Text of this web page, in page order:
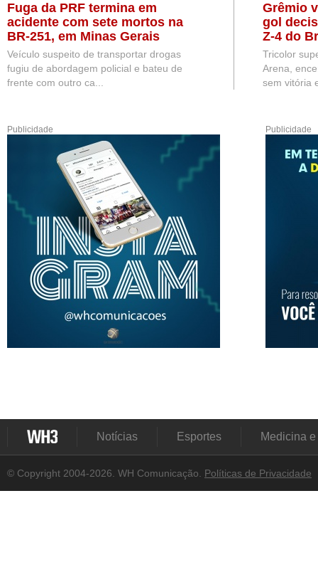
Fuga da PRF termina em
acidente com sete mortos na
BR-251, em Minas Gerais
Veículo suspeito de transportar drogas
fugiu de abordagem policial e bateu de
frente com outro ca...
Grêmio
gol
Z-4 do
Tricolor
Arena,
sem vitória
Publicidade Publicidade
Notícias Esportes Medicina
© Copyright 2004-2026. WH Comunicação. Políticas de Privacidade